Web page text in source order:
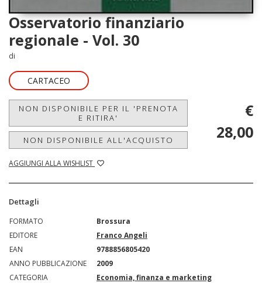
Osservatorio finanziario
regionale - Vol. 30
di
CARTACEO
NON DISPONIBILE PER IL 'PRENOTA
E RITIRA'
NON DISPONIBILE ALL'ACQUISTO
AGGIUNGI ALLA WISHLIST
€
28,00
Dettagli
FORMATO
Brossura
EDITORE
Franco Angeli
EAN
9788856805420
ANNO PUBBLICAZIONE
2009
CATEGORIA
Economia, finanza e marketing